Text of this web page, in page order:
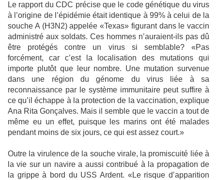
Le rapport du CDC précise que le code génétique du virus
à l’origine de l’épidémie était identique à 99% à celui de la
souche A (H3N2) appelée «Texas» figurant dans le vaccin
administré aux soldats. Ces hommes n’auraient-ils pas dû
être protégés contre un virus si semblable? «Pas
forcément, car c’est la localisation des mutations qui
importe plutôt que leur nombre. Une mutation survenue
dans une région du génome du virus liée à sa
reconnaissance par le système immunitaire peut suffire à
ce qu’il échappe à la protection de la vaccination, explique
Ana Rita Gonçalves. Mais il semble que le vaccin a tout de
même eu un effet, puisque les marins ont été malades
pendant moins de six jours, ce qui est assez court.»
Outre la virulence de la souche virale, la promiscuité liée à
la vie sur un navire a aussi contribué à la propagation de
la grippe à bord du USS Ardent. «Le risque d’apparition